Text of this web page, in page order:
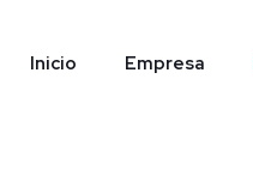
Inicio Empresa